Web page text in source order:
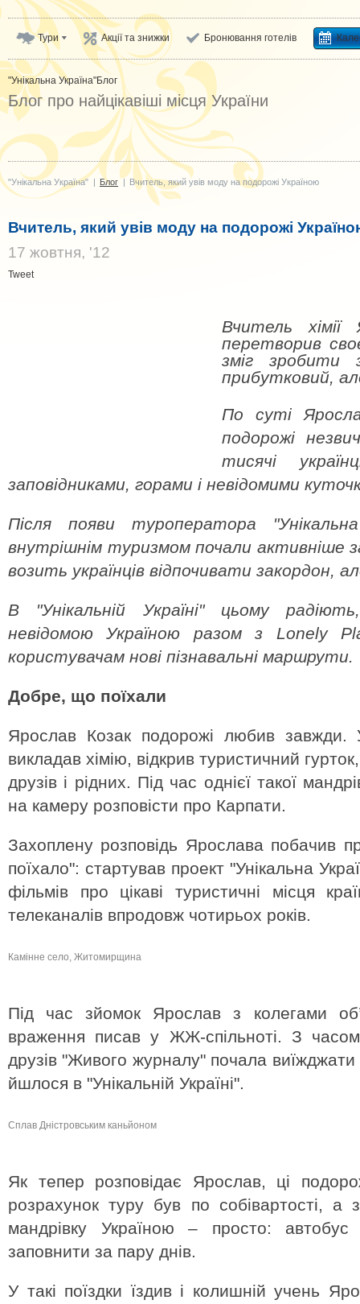
Тури Акції та знижки Бронювання готелів
"Унікальна Україна"Блог
Блог про найцікавіші місця України
"Унікальна Україна" | Блог | Вчитель, який увів моду на подорожі Україною
Вчитель, який увів моду на подорожі
17 жовтня, '12
Tweet
Вчитель
перетворив
зміг
прибутковий,
По суті
подорожі
тисячі
заповідниками, горами і невідомими
Після появи туроператора
внутрішнім туризмом почали активніше
возить українців відпочивати закордон,
В "Унікальній Україні" цьому
невідомою Україною разом з Lonely
користувачам нові пізнавальні маршрути.
Добре, що поїхали
Ярослав Козак подорожі любив завжди.
викладав хімію, відкрив туристичний
друзів і рідних. Під час однієї такої
на камеру розповісти про Карпати.
Захоплену розповідь Ярослава побачив
поїхало": стартував проект "Унікальна
фільмів про цікаві туристичні місця
телеканалів впродовж чотирьох років.
Камінне село, Житомирщина
Під час зйомок Ярослав з колегами
враження писав у ЖЖ-спільноті. З
друзів "Живого журналу" почала виїжджати
йшлося в "Унікальній Україні".
Сплав Дністровським каньйоном
Як тепер розповідає Ярослав, ці
розрахунок туру був по собівартості,
мандрівку Україною – просто:
заповнити за пару днів.
У такі поїздки їздив і колишній учень